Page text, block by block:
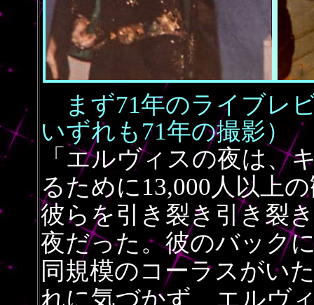
まず71年のライブレ
いずれも71年の撮影）
「 エルヴィスの夜は、
るために13,000人以上
彼らを引き裂き引き裂
夜だった。彼のバック
同規模のコーラスがい
れに気づかず、エルヴ